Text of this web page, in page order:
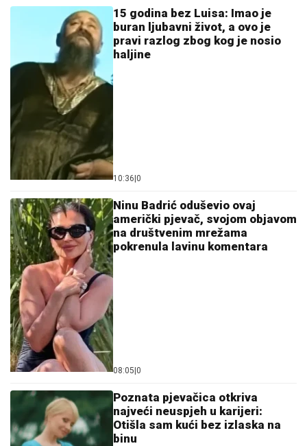
15 godina bez Luisa: Imao je
buran ljubavni život, a ovo je
pravi razlog zbog kog je nosio
haljine
10:36 0
Ninu Badrić oduševio ovaj
američki pjevač, svojom objavom
na društvenim mrežama
pokrenula lavinu komentara
08:05 0
Poznata pjevačica otkriva
najveći neuspjeh u karijeri:
Otišla sam kući bez izlaska na
binu